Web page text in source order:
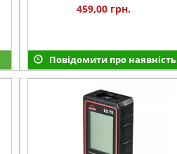
459,00 грн.
Повідомити про наявність